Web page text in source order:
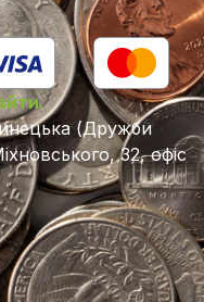
(Дружби
32, офіс